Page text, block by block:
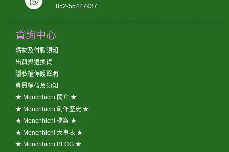
852-55427937
資詢中心
購物及付款須知
出貨與退換貨
隱私權保護聲明
會員權益及須知
★ Monchhichi 簡介 ★
★ Monchhichi 創作歷史 ★
★ Monchhichi 檔案 ★
★ Monchhichi 大事表 ★
★ Monchhichi BLOG ★